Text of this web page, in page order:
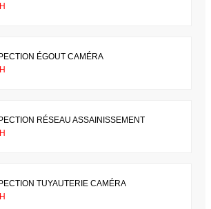
ÉGOUT CAMÉRA
RÉSEAU ASSAINISSEMENT
TUYAUTERIE CAMÉRA